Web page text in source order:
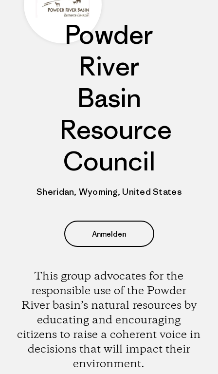
Powder
River
Basin
Resource
Council
Sheridan, Wyoming, United States
Anmelden
This group advocates for the
responsible use of the Powder
River basin’s natural resources by
educating and encouraging
citizens to raise a coherent voice in
decisions that will impact their
environment.